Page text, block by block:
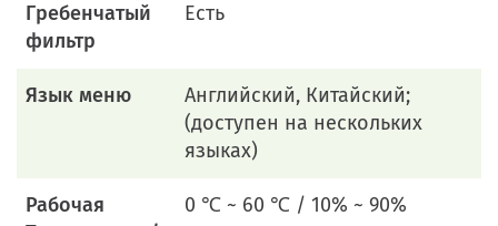
Гребенчатый
фильтр
Есть
Язык меню
Английский, Китайский;
(доступен на нескольких
языках)
Рабочая
0 ℃ ~ 60 ℃ / 10% ~ 90%